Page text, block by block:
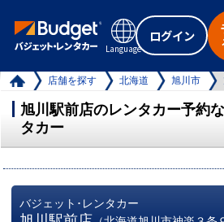
Language
ログイン
店舗を探す 北海道 旭川市
旭川駅前店のレンタカー予約
タカー
バジェット･レンタカー